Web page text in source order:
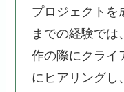
プロジェクトを
までの経験では
作の際にクライ
にヒアリングし